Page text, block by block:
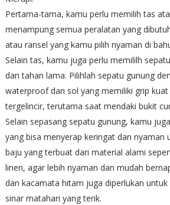
Pertama-tama, kamu perlu memilih tas
menampung semua peralatan yang
atau ransel yang kamu pilih nyaman di
Selain tas, kamu juga perlu memililh
dan tahan lama. Pilihlah sepatu gunung
waterproof dan sol yang memiliki grip
tergelincir, terutama saat mendaki bukit
Selain sepasang sepatu gunung, kamu
yang bisa menyerap keringat dan nyaman
baju yang terbuat dari material alami
linen, agar lebih nyaman dan mudah
dan kacamata hitam juga diperlukan
sinar matahari yang terik.